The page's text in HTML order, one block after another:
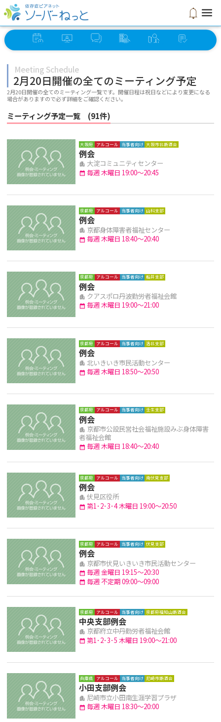
notifications menu
イベント オンライン ソーバー グループ ミーティング セルフ
Meeting Schedule
2月20日開催の全てのミーティング予定
2月20日開催の全てのミーティング一覧です。開催日程は祝日などにより変更になる
場合がありますので必ず詳細をご確認ください。
ミーティング予定一覧 (91件)
大阪府 アルコール 当事者向け 大阪市北断酒会
例会
apartment 大淀コミュニティセンター
calendar_month 毎週 木曜日 19:00～20:45
京都府 アルコール 当事者向け 山科支部
例会
apartment 京都身体障害者福祉センター
calendar_month 毎週 木曜日 18:40～20:40
京都府 アルコール 当事者向け 船井支部
例会
apartment クアスポロ丹波勤労者福祉会館
calendar_month 毎週 木曜日 19:00～21:00
京都府 アルコール 当事者向け 洛北支部
例会
apartment 北いきいき市民活動センター
calendar_month 毎週 木曜日 18:50～20:50
京都府 アルコール 当事者向け 壬生支部
例会
apartment 京都市公設民営社会福祉施設みぶ身体障害
者福祉会館
calendar_month 毎週 木曜日 18:40～20:40
京都府 アルコール 当事者向け 南伏見支部
例会
apartment 伏見区役所
calendar_month 第1･2･3･4 木曜日 19:00～20:50
京都府 アルコール 当事者向け 伏見支部
例会
apartment 京都市伏見いきいき市民活動センター
calendar_month 毎週 金曜日 19:15～20:30
calendar_month 毎週 不定期 09:00～09:00
京都府 アルコール 当事者向け 京都府福知山断酒会
中央支部例会
apartment 京都府立中丹勤労者福祉会館
calendar_month 第1･2･3･5 木曜日 19:00～21:00
兵庫県 アルコール 当事者向け 尼崎市断酒会
小田支部例会
apartment 尼崎市立小田南生涯学習プラザ
calendar_month 毎週 木曜日 18:30～20:00